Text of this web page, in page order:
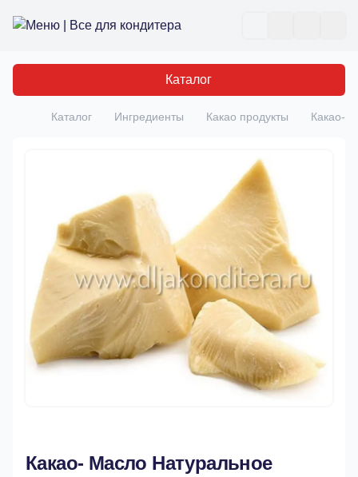
Все для кондитера
Каталог
Главная
Каталог Ингредиенты Какао продукты Какао-
Какао- Масло Натуральное